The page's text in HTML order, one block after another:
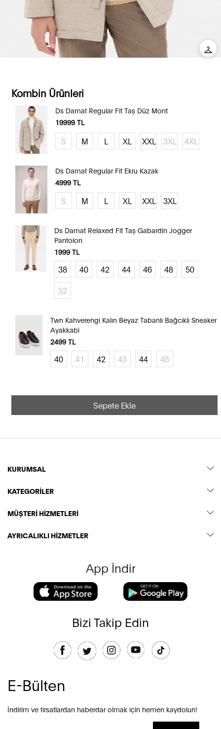
Kombin Ürünleri
Ds Damat Regular Fit Taş Düz Mont
19999 TL
S M L XL XXL 3XL 4XL
Ds Damat Regular Fit Ekru Kazak
4999 TL
S M L XL XXL 3XL
Ds Damat Relaxed Fit Taş Gabardin Jogger
Pantolon
1999 TL
38 40 42 44 46 48 50
52
Twn Kahverengi Kalın Beyaz Tabanlı Bağcıklı Sneaker
Ayakkabi
2499TL
40 41 42 43 44 45
Sepete Ekle
KURUMSAL
KATEGORİLER
MÜŞTERİ HİZMETLERİ
AYRICALIKLI HİZMETLER
App İndir
Bizi Takip Edin
E-Bülten
İndirim ve fırsatlardan haberdar olmak için hemen kaydolun!